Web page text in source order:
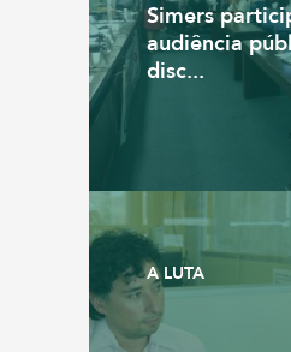
Simers
audiência
disc...
A LUTA